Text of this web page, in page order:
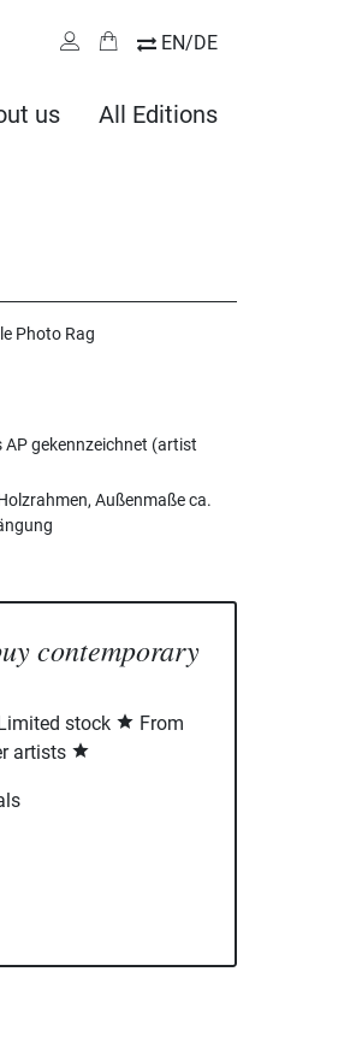
EN/DE
us All Editions
Photo Rag
gekennzeichnet (artist
Außenmaße ca.
contemporary
stock
From
artists